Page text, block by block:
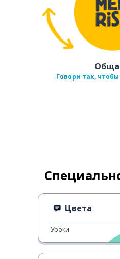
Говори так,
Цвета
Уроки